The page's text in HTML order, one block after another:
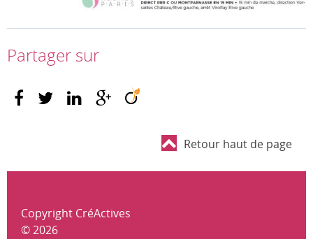
Partager sur
Retour haut de page
Copyright CréActives
© 2026